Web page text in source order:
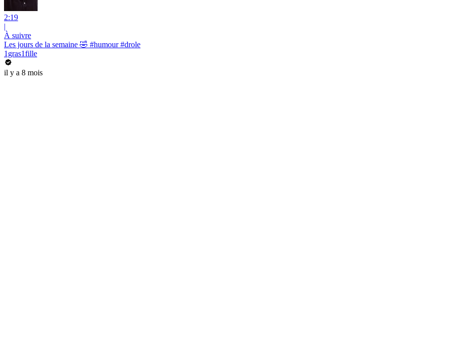
2:19
|
À suivre
Les jours de la semaine 🤣 #humour #drole
1gras1fille
il y a 8 mois